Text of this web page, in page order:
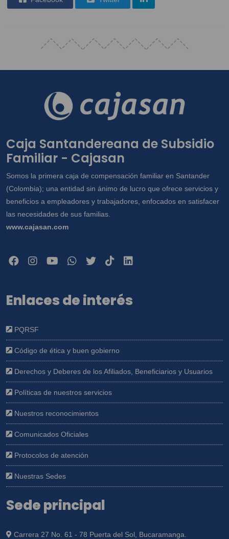
Caja Santandereana de Subsidio
Familiar - Cajasan
Somos la primera caja de compensación familiar en Santander
(Colombia); una entidad sin ánimo de lucro que ofrece servicios y
beneficios a empleadores y trabajadores, enfocados en satisfacer
las necesidades de sus familias.
www.cajasan.com
Enlaces de interés
PQRSF
Código de ética y buen gobierno
Derechos y Deberes de los Afiliados, Beneficiarios y Usuarios
Políticas de nuestros servicios
Nuestros reconocimientos
Comunicados Oficiales
Protocolos de atención
Nuestras Sedes
Sede principal
Carrera 27 No. 61 - 78 Puerta del Sol, Bucaramanga.